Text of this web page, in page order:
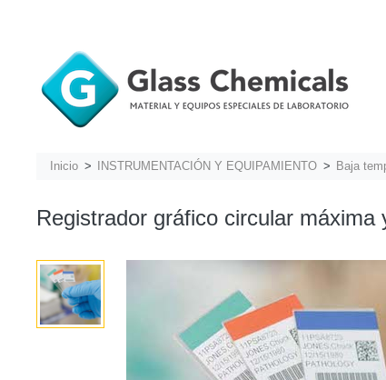
Inicio INSTRUMENTACIÓN Y EQUIPAMIENTO Baja
Registrador gráfico circular máxima